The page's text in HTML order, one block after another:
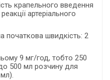
крапельного введення
артеріального
початкова швидкість: 2
9 мг/год, тобто 250
500 мл розчину для